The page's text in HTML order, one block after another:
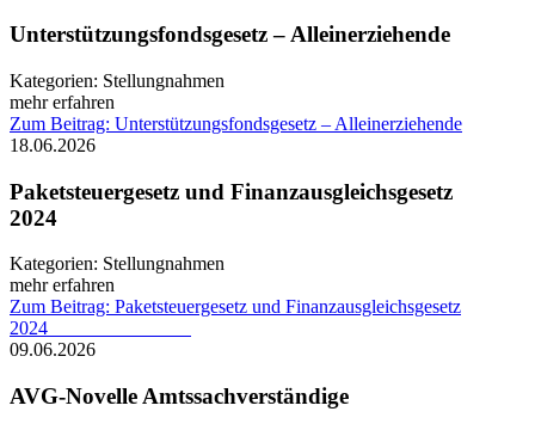
Unterstützungsfondsgesetz – Alleinerziehende
Kategorien: Stellungnahmen
mehr erfahren
Zum Beitrag: Unterstützungsfondsgesetz – Alleinerziehende
18.06.2026
Paketsteuergesetz und Finanzausgleichsgesetz
2024
Kategorien: Stellungnahmen
mehr erfahren
Zum Beitrag: Paketsteuergesetz und Finanzausgleichsgesetz
2024
09.06.2026
AVG-Novelle Amtssachverständige